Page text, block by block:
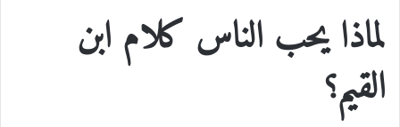
لماذا يحب الناس كلام ابن
القيم؟